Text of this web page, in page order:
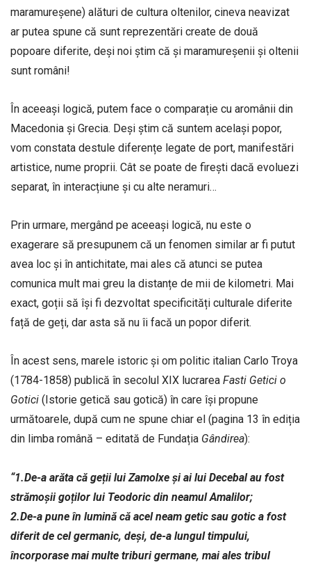
maramureșene) alături de cultura oltenilor, cineva neavizat
ar putea spune că sunt reprezentări create de două
popoare diferite, deși noi știm că și maramureșenii și oltenii
sunt români!
În aceeași logică, putem face o comparație cu aromânii din
Macedonia și Grecia. Deși știm că suntem același popor,
vom constata destule diferențe legate de port, manifestări
artistice, nume proprii. Cât se poate de firești dacă evoluezi
separat, în interacțiune și cu alte neramuri…
Prin urmare, mergând pe aceeași logică, nu este o
exagerare să presupunem că un fenomen similar ar fi putut
avea loc și în antichitate, mai ales că atunci se putea
comunica mult mai greu la distanțe de mii de kilometri. Mai
exact, goții să își fi dezvoltat specificități culturale diferite
față de geți, dar asta să nu îi facă un popor diferit.
În acest sens, marele istoric și om politic italian Carlo Troya
(1784-1858) publică în secolul XIX lucrarea Fasti Getici o
Gotici (Istorie getică sau gotică) în care își propune
următoarele, după cum ne spune chiar el (pagina 13 în ediția
din limba română – editată de Fundația Gândirea):
“1.De-a arăta că geții lui Zamolxe și ai lui Decebal au fost
strămoșii goților lui Teodoric din neamul Amalilor;
2.De-a pune în lumină că acel neam getic sau gotic a fost
diferit de cel germanic, deși, de-a lungul timpului,
încorporase mai multe triburi germane, mai ales tribul